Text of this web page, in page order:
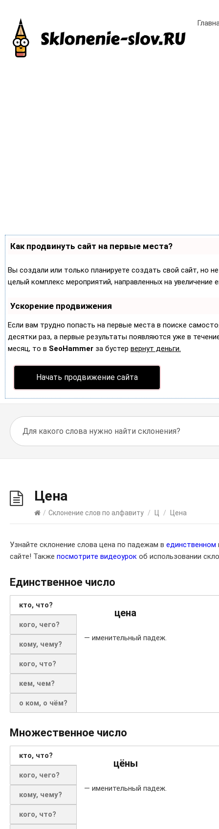
Как продвинуть сайт на первые места?
Вы создали или только планируете создать свой сайт, но
целый комплекс мероприятий, направленных на
Ускорение продвижения
Если вам трудно попасть на первые места в поиске
десятки раз, а первые результаты появляются уже в
месяц, то в SeoHammer за бустер вернут деньги.
Начать продвижение сайта
Цена
/ Склонение слов по алфавиту / / Цена
Узнайте склонение слова цена по падежам в единственном
сайте! Также посмотрите видеоурок об использовании
Единственное число
кто, что?
кого, чего?
кому, чему?
кого, что?
кем, чем?
о ком, о чём?
цена
— именительный падеж.
Множественное число
кто, что?
кого, чего?
кому, чему?
кого, что?
цёны
— именительный падеж.